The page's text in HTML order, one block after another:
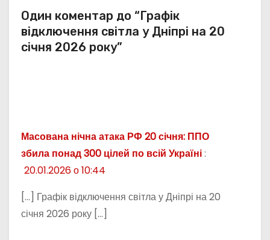
Один коментар до “Графік
відключення світла у Дніпрі на 20
січня 2026 року”
Масована нічна атака РФ 20 січня: ППО
збила понад 300 цілей по всій Україні:
20.01.2026 о 10:44
[…] Графік відключення світла у Дніпрі на 20
січня 2026 року […]